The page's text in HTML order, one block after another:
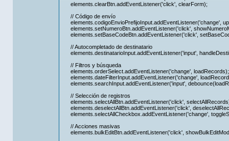
elements.clearBtn.addEventListener('click', clearForm);
// Código de envío
elements.codigoEnvioPrefijoInput.addEventListener('change',
elements.setNumeroBtn.addEventListener('click',
elements.setBaseCodeBtn.addEventListener('click',
// Autocompletado de destinatario
elements.destinatarioInput.addEventListener('input',
// Filtros y búsqueda
elements.orderSelect.addEventListener('change', loadRecords);
elements.dateFilterInput.addEventListener('change',
elements.searchInput.addEventListener('input',
// Selección de registros
elements.selectAllBtn.addEventListener('click',
elements.deselectAllBtn.addEventListener('click',
elements.selectAllCheckbox.addEventListener('change',
// Acciones masivas
elements.bulkEditBtn.addEventListener('click',